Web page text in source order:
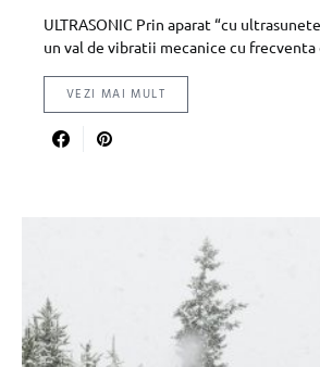
ULTRASONIC Prin aparat “cu
un val de vibratii mecanice cu
VEZI MAI MULT